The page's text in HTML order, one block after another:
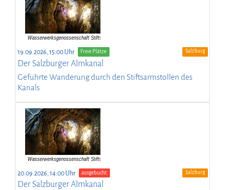
19.09.2026, 15:00 Uhr Freie Plätze Salzburg
Der Salzburger Almkanal
Geführte Wanderung durch den Stiftsarmstollen des
Kanals
20.09.2026, 14:00 Uhr ausgebucht Salzburg
Der Salzburger Almkanal